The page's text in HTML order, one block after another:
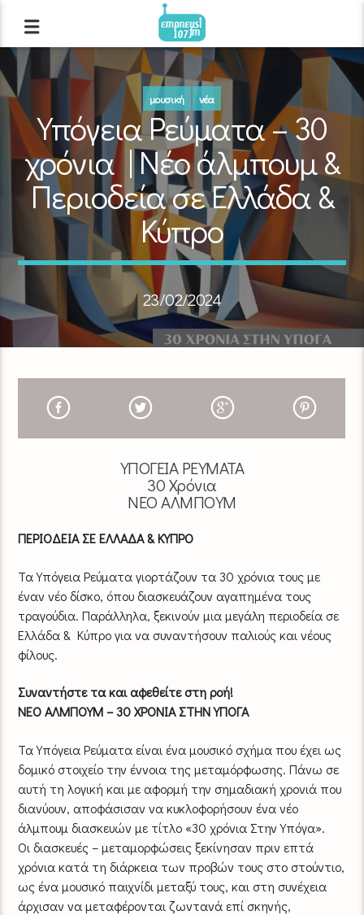
μουσική νέα
Υπόγεια Ρεύματα – 30
χρόνια | Νέο άλμπουμ &
Περιοδεία σε Ελλάδα &
Κύπρο
23/02/2024
ΥΠΟΓΕΙΑ ΡΕΥΜΑΤΑ
30 Χρόνια
ΝΕΟ ΑΛΜΠΟΥΜ
ΠΕΡΙΟΔΕΙΑ ΣΕ ΕΛΛΑΔΑ & ΚΥΠΡΟ
Τα Υπόγεια Ρεύματα γιορτάζουν τα 30 χρόνια τους με
έναν νέο δίσκο, όπου διασκευάζουν αγαπημένα τους
τραγούδια. Παράλληλα, ξεκινούν μια μεγάλη περιοδεία σε
Ελλάδα & Κύπρο για να συναντήσουν παλιούς και νέους
φίλους.
Συναντήστε τα και αφεθείτε στη ροή!
ΝΕΟ ΑΛΜΠΟΥΜ – 30 ΧΡΟΝΙΑ ΣΤΗΝ ΥΠΟΓΑ
Τα Υπόγεια Ρεύματα είναι ένα μουσικό σχήμα που έχει ως
δομικό στοιχείο την έννοια της μεταμόρφωσης. Πάνω σε
αυτή τη λογική και με αφορμή την σημαδιακή χρονιά που
διανύουν, αποφάσισαν να κυκλοφορήσουν ένα νέο
άλμπουμ διασκευών με τίτλο «30 χρόνια Στην Υπόγα».
Οι διασκευές – μεταμορφώσεις ξεκίνησαν πριν επτά
χρόνια κατά τη διάρκεια των προβών τους στο στούντιο,
ως ένα μουσικό παιχνίδι μεταξύ τους, και στη συνέχεια
άρχισαν να μεταφέρονται ζωντανά επί σκηνής,